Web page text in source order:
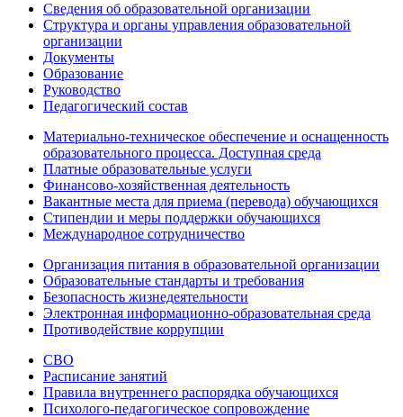
Сведения об образовательной организации
Структура и органы управления образовательной
организации
Документы
Образование
Руководство
Педагогический состав
Материально-техническое обеспечение и оснащенность
образовательного процесса. Доступная среда
Платные образовательные услуги
Финансово-хозяйственная деятельность
Вакантные места для приема (перевода) обучающихся
Стипендии и меры поддержки обучающихся
Международное сотрудничество
Организация питания в образовательной организации
Образовательные стандарты и требования
Безопасность жизнедеятельности
Электронная информационно-образовательная среда
Противодействие коррупции
СВО
Расписание занятий
Правила внутреннего распорядка обучающихся
Психолого-педагогическое сопровождение